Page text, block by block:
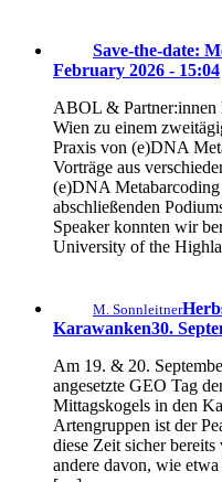
Save-the-date:
February 2026 - 15:04
ABOL & Partner:innen
Wien zu einem
Praxis von (e)DNA
Vorträge aus
(e)DNA
abschließenden
Speaker konnten wir
University of the
M. Sonnleitner
Karawanken30.
Am 19. & 20.
angesetzte GEO Tag
Mittagskogels in den
Artengruppen ist der
diese Zeit sicher
andere davon, wie